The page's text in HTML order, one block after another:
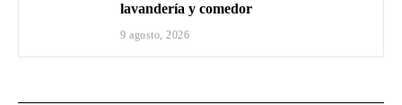
lavandería y comedor
9 agosto, 2026